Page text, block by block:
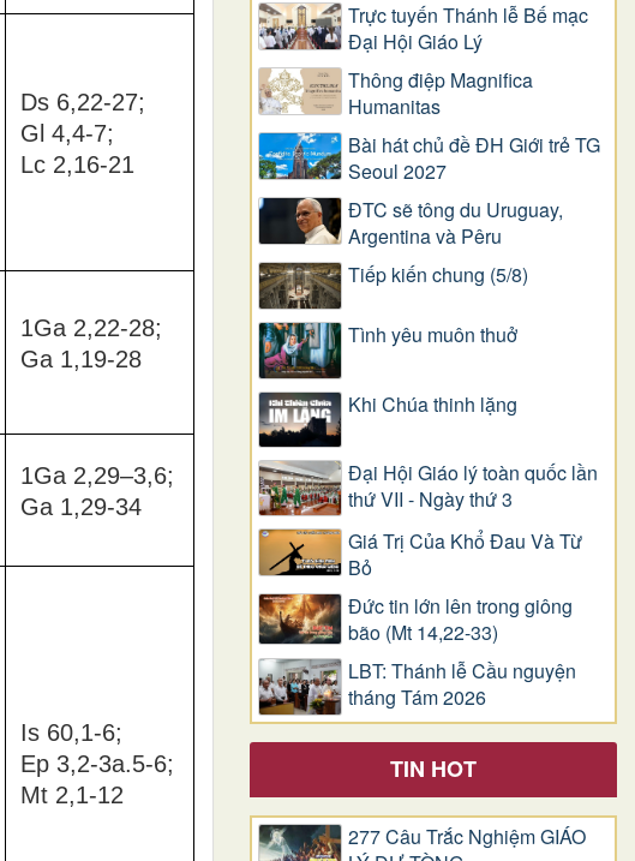
Ds 6,22-27;
Gl 4,4-7;
Lc 2,16-21
1Ga 2,22-28;
Ga 1,19-28
1Ga 2,29–3,6;
Ga 1,29-34
Is 60,1-6;
Ep 3,2-3a.5-6;
Mt 2,1-12
Trực tuyến Thánh lễ Bế mạc
Đại Hội Giáo Lý
Thông điệp Magnifica
Humanitas
Bài hát chủ đề ĐH Giới trẻ TG
Seoul 2027
ĐTC sẽ tông du Uruguay,
Argentina và Pêru
Tiếp kiến chung (5/8)
Tình yêu muôn thuở
Khi Chúa thinh lặng
Đại Hội Giáo lý toàn quốc lần
thứ VII - Ngày thứ 3
Giá Trị Của Khổ Ðau Và Từ
Bỏ
Đức tin lớn lên trong giông
bão (Mt 14,22-33)
LBT: Thánh lễ Cầu nguyện
tháng Tám 2026
TIN HOT
277 Câu Trắc Nghiệm GIÁO